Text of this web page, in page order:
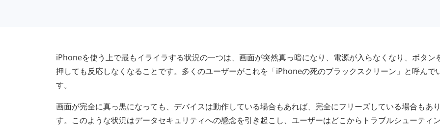
iPhoneを使う上で最もイライラする状況の一つは、画面が突然真っ暗になり、電源が入らなくなり、ボタン
押しても反応しなくなることです。多くのユーザーがこれを「iPhoneの死のブラックスクリーン」と呼んで
す。
画面が完全に真っ黒になっても、デバイスは動作している場合もあれば、完全にフリーズしている場合もあ
す。このような状況はデータセキュリティへの懸念を引き起こし、ユーザーはどこからトラブルシューティ